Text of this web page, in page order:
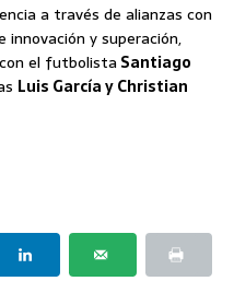
a través de alianzas con
y superación,
el futbolista Santiago
Luis García y Christian